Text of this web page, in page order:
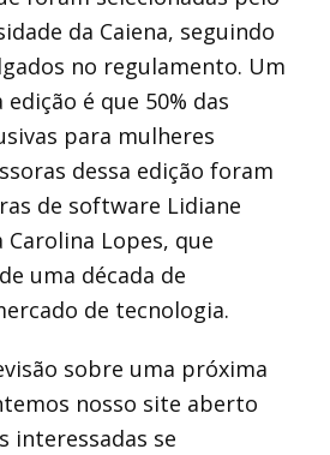
da Caiena, seguindo
no regulamento. Um
é que 50% das
para mulheres
dessa edição foram
de software Lidiane
Carolina Lopes, que
uma década de
de tecnologia.
sobre uma próxima
nosso site aberto
interessadas se